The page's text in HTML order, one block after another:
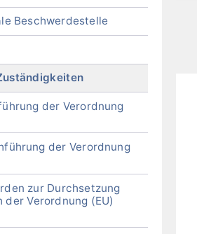
Beschwerdestelle
der Verordnung
der Verordnung
zur Durchsetzung
Verordnung (EU)